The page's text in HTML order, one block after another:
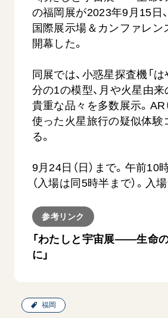
略年表
入会について
関連団体
道府県中心会館
聖教電子版
聖教ブックストア
soka youth media
SGIピースサイト
SOKA PICKS
広島県 早志百…
の福岡展が2023年9月15日
国際展示場＆カンファレン
開幕した。
同展では、小惑星探査機「
分の1の模型、月や火星由
貴重な品々を多数展示。AR
使った火星旅行の疑似体験
る。
9月24日（日）まで。午前10
（入場は同5時半まで）。入場
参考リンク
「わたしと宇宙展――生命
に」
福岡